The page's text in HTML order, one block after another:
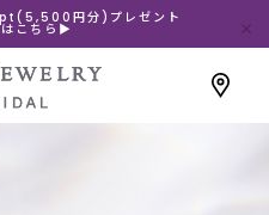
円分)プレゼント
こちら▶